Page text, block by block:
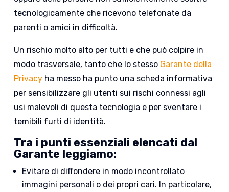
tecnologicamente che ricevono telefonate da
parenti o amici in difficoltà.
Un rischio molto alto per tutti e che può colpire in
modo trasversale, tanto che lo stesso Garante della
Privacy ha messo ha punto una scheda informativa
per sensibilizzare gli utenti sui rischi connessi agli
usi malevoli di questa tecnologia e per sventare i
temibili furti di identità.
Tra i punti essenziali elencati dal
Garante leggiamo:
Evitare di diffondere in modo incontrollato
immagini personali o dei propri cari. In particolare,